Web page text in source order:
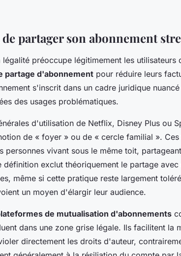
partager son abonnement
légalité préoccupe légitimement les utilisateurs
partage d'abonnement pour réduire leurs
s'inscrit dans un cadre juridique
des usages problématiques.
d'utilisation de Netflix, Disney Plus ou
de « foyer » ou de « cercle familial ».
personnes vivant sous le même toit,
définition exclut théoriquement le partage
même si cette pratique reste largement
un moyen d'élargir leur audience.
de mutualisation d'abonnements
dans une zone grise légale. Ils facilitent la
directement les droits d'auteur,